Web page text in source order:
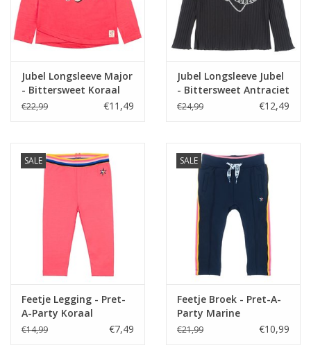
Jubel Longsleeve Major
- Bittersweet Koraal
€22,99 €11,49
Jubel Longsleeve Jubel
- Bittersweet Antraciet
€24,99 €12,49
SALE
Feetje Legging - Pret-
A-Party Koraal
€14,99 €7,49
SALE
Feetje Broek - Pret-A-
Party Marine
€21,99 €10,99